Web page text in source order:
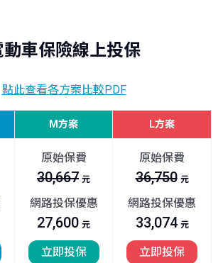
動車保險線上投保
點此查看各方案比較PDF
M方案 L方案
原始保費
30,667 元
網路投保優惠
27,600 元
立即投保
原始保費
36,750 元
網路投保優惠
33,074 元
立即投保